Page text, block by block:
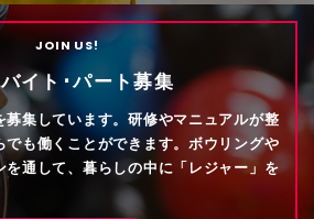
JOIN US!
イト･パート募集
募集しています。研修やマニュアルが整
でも働くことができます。ボウリングや
を通して、暮らしの中に「レジャー」を